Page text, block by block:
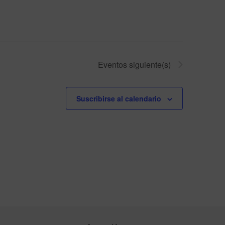
Eventos siguiente(s)
Suscribirse al calendario